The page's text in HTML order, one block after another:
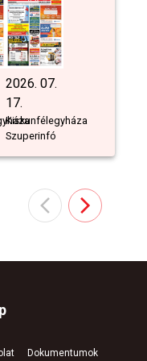
2026. 07.
17.
Kiskunfélegyháza
Szuperinfó
Dokumentumok